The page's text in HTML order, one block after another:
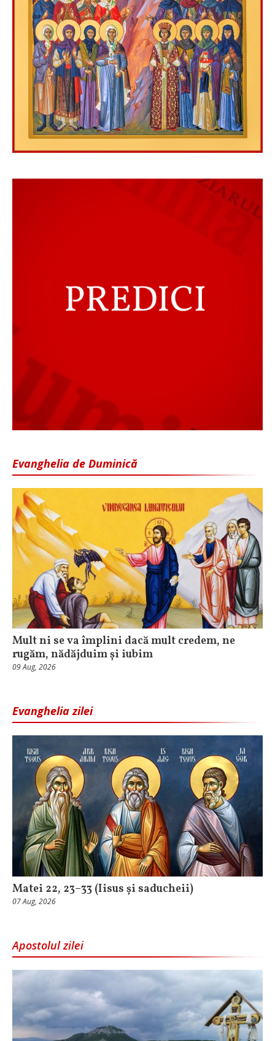
Evanghelia de Duminică
Mult ni se va împlini dacă mult credem, ne
rugăm, nădăjduim și iubim
09 Aug, 2026
Evanghelia zilei
Matei 22, 23–33 (Iisus și saducheii)
07 Aug, 2026
Apostolul zilei